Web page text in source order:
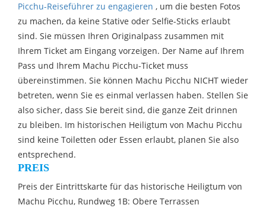
Picchu-Reiseführer zu engagieren , um die besten Fotos
zu machen, da keine Stative oder Selfie-Sticks erlaubt
sind. Sie müssen Ihren Originalpass zusammen mit
Ihrem Ticket am Eingang vorzeigen. Der Name auf Ihrem
Pass und Ihrem Machu Picchu-Ticket muss
übereinstimmen. Sie können Machu Picchu NICHT wieder
betreten, wenn Sie es einmal verlassen haben. Stellen Sie
also sicher, dass Sie bereit sind, die ganze Zeit drinnen
zu bleiben. Im historischen Heiligtum von Machu Picchu
sind keine Toiletten oder Essen erlaubt, planen Sie also
entsprechend.
PREIS
Preis der Eintrittskarte für das historische Heiligtum von
Machu Picchu, Rundweg 1B: Obere Terrassen